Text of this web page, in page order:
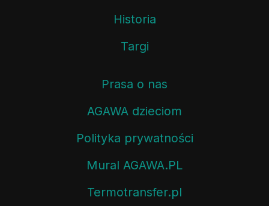
Historia
Targi
Prasa o nas
AGAWA dzieciom
Polityka prywatności
Mural AGAWA.PL
Termotransfer.pl